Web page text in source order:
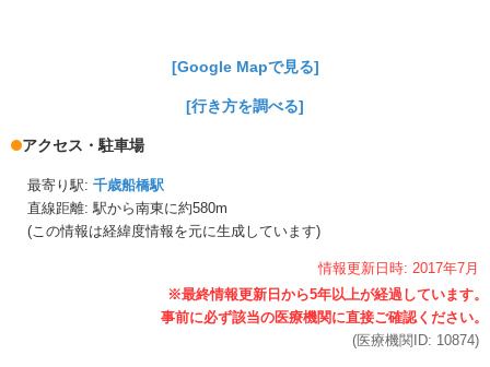
[Google Mapで見る]
[行き方を調べる]
アクセス・駐車場
最寄り駅: 千歳船橋駅
直線距離: 駅から南東に約580m
(この情報は経緯度情報を元に生成しています)
情報更新日時: 2017年7月
(医療機関ID: 10874)